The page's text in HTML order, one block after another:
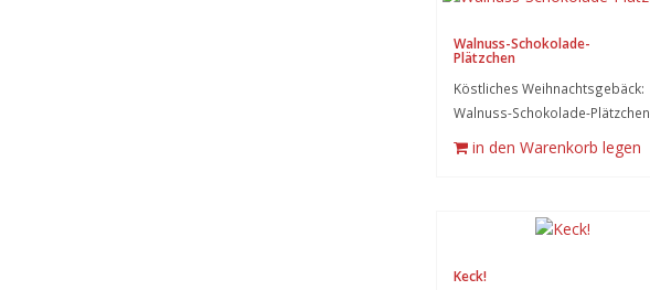
Walnuss-Schokolade-
Plätzchen
Köstliches Weihnachtsgebäck:
Walnuss-Schokolade-Plätzchen
in den Warenkorb legen
Keck!